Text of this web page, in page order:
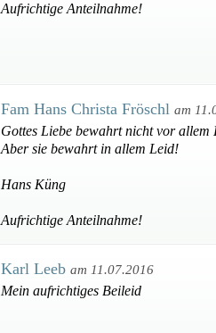
Aufrichtige Anteilnahme!
Fam Hans Christa Fröschl am
Gottes Liebe bewahrt nicht vor allem
Aber sie bewahrt in allem Leid!
Hans Küng
Aufrichtige Anteilnahme!
Karl Leeb am 11.07.2016
Mein aufrichtiges Beileid